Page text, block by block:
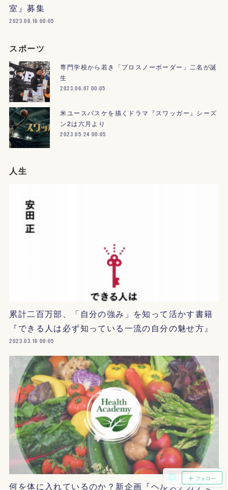
室』募集
2023.06.16 00:05
スポーツ
専門学校から若き「プロスノーボーダー」二名が誕
生
2023.06.07 00:05
米ユースバスケを描くドラマ『スワッガー』シーズ
ン2は六月より
2023.05.24 00:05
人生
累計二百万部、「自分の強み」を知って活かす書籍
『できる人は必ず知っている一流の自分の魅せ方』
2023.03.16 00:05
何を体に入れているのか？新企画『ヘルスアカデミ
フォロー